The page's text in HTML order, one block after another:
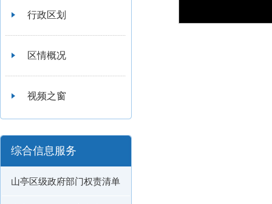
行政区划
区情概况
视频之窗
综合信息服务
山亭区级政府部门权责清单